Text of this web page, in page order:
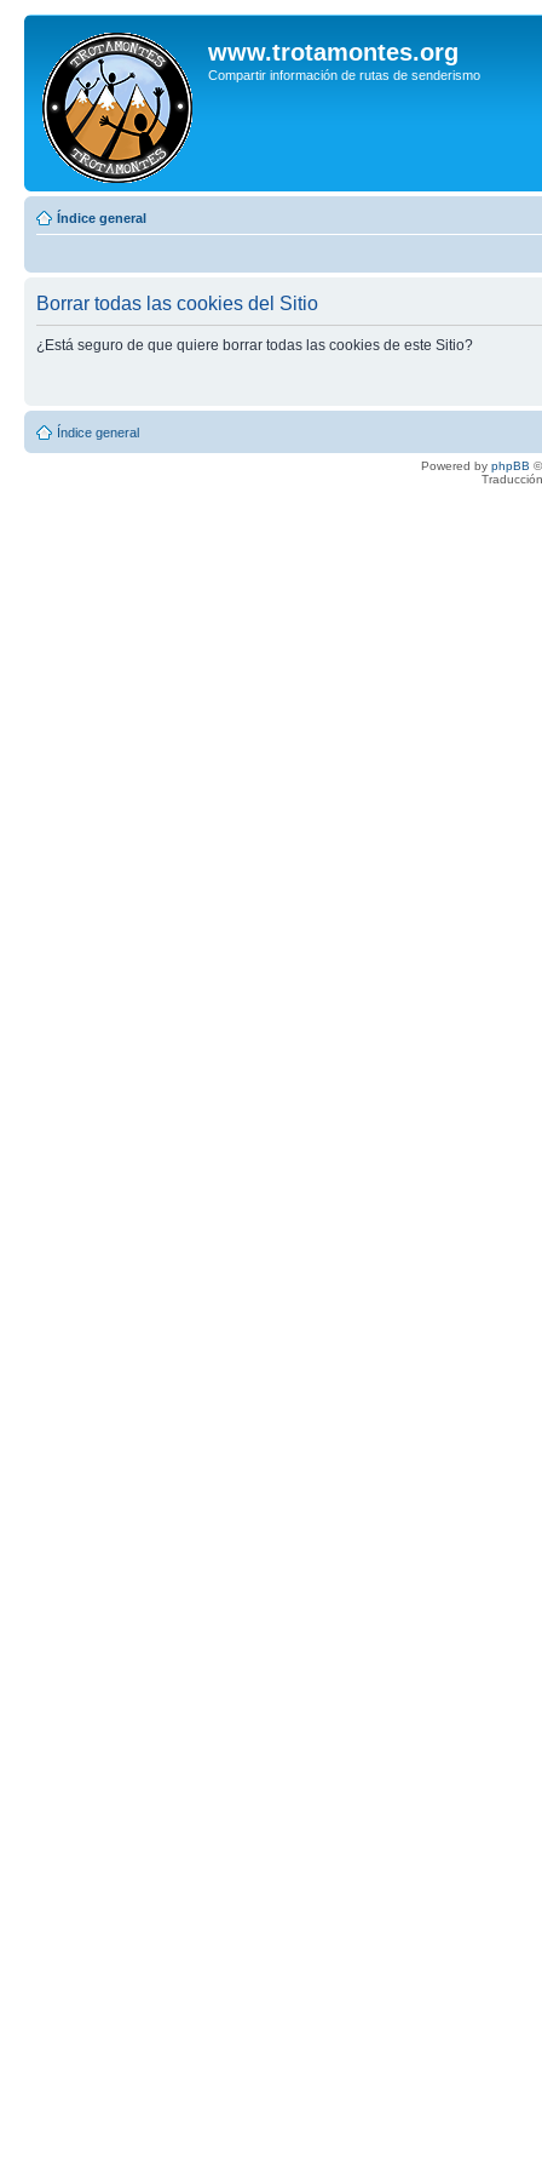
www.trotamontes.org
Compartir información de rutas de senderismo
Índice general
Borrar todas las cookies del Sitio
¿Está seguro de que quiere borrar todas las cookies de este Sitio?
Índice general
Powered by phpBB